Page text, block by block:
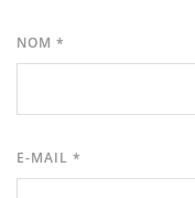
NOM *
E-MAIL *